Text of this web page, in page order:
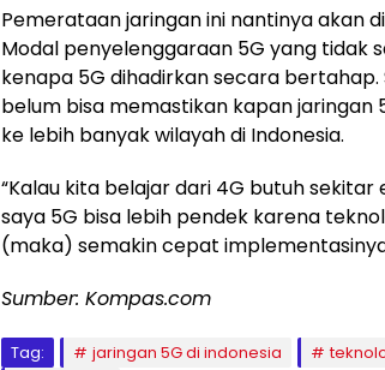
Pemerataan jaringan ini nantinya akan
Modal penyelenggaraan 5G yang tidak
kenapa 5G dihadirkan secara
belum bisa memastikan kapan jaringan
ke lebih banyak wilayah di Indonesia.
“Kalau kita belajar dari 4G butuh
saya 5G bisa lebih pendek karena
(maka) semakin cepat
Sumber: Kompas.com
Tag: jaringan 5G di indonesia